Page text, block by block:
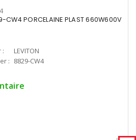
CW4 PORCELAINE PLAST 660W600V
:
LEVITON
: 8829-CW4